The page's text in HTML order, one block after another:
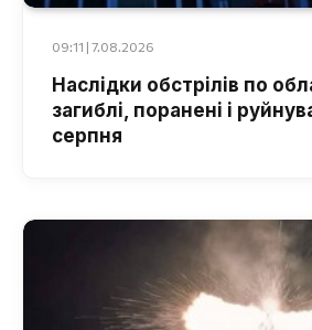
09:11 | 7.08.2026
Наслідки обстрілів по
загиблі, поранені і
серпня